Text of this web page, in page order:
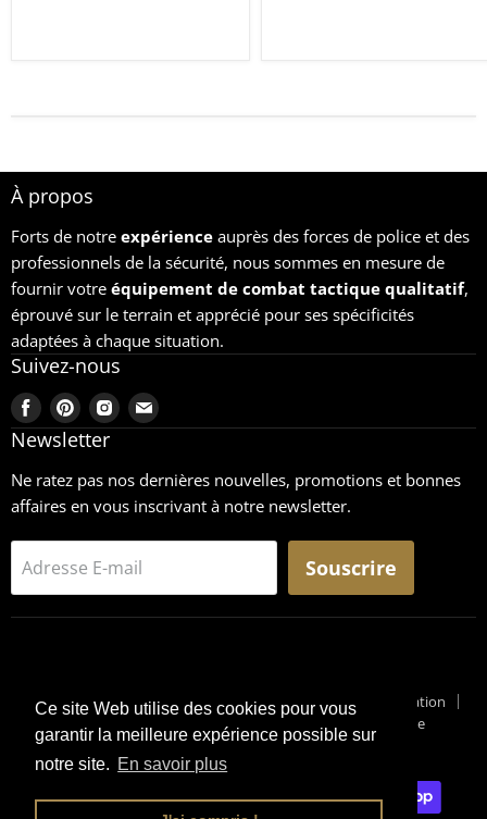
Ce site Web utilise des cookies pour vous
garantir la meilleure expérience possible sur
notre site. En savoir plus
À propos
Forts de notre expérience auprès des forces de police et des
professionnels de la sécurité, nous sommes en mesure de
fournir votre équipement de combat tactique qualitatif,
éprouvé sur le terrain et apprécié pour ses spécificités
adaptées à chaque situation.
Suivez-nous
Trouvez-
nous
Facebook
Trouvez-
nous
Pinterest
Trouvez-
nous
Trouvez-
nous
Newsletter
Ne ratez pas nos dernières nouvelles, promotions et bonnes
affaires en vous inscrivant à notre newsletter.
Adresse E-mail Souscrire
Conditions générales de vente
Conditions générales d'utilisation
Pourquoi un Surplus Militaire ?
Suivi de Colis
Blog Militaire